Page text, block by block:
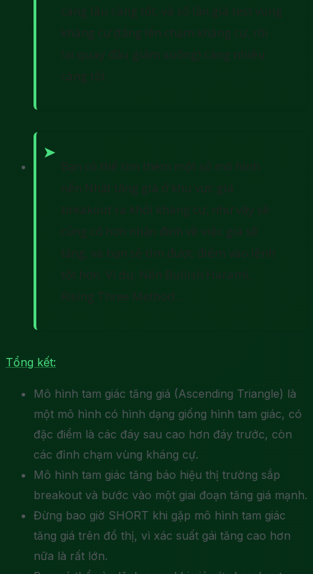
càng lâu càng tốt, và số lần giá test vùng
kháng cự (tăng lên chạm kháng cự, rồi
lại quay đầu giảm xuống) càng nhiều
càng tốt.
Bạn có thể tìm thêm một số mô hình
nến Nhật tăng giá ở khu vực giá
breakout ra khỏi kháng cự, như vậy sẽ
củng cố hơn nhận định về việc giá sẽ
tăng, và bạn sẽ tìm được điểm vào lệnh
tốt hơn. Ví dụ: Nến Bullish Harami,
Rising Three Method…
Tổng kết:
Mô hình tam giác tăng giá (Ascending Triangle) là
một mô hình có hình dạng giống hình tam giác, có
đặc điểm là các đáy sau cao hơn đáy trước, còn
các đỉnh chạm vùng kháng cự.
Mô hình tam giác tăng báo hiệu thị trường sắp
breakout và bước vào một giai đoạn tăng giá mạnh.
Đừng bao giờ SHORT khi gặp mô hình tam giác
tăng giá trên đồ thị, vì xác suất gái tăng cao hơn
nữa là rất lớn.